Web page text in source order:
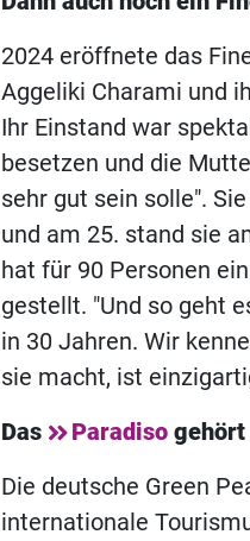
2024 eröffnete das
Aggeliki Charami und
Ihr Einstand war
besetzen und die
sehr gut sein solle".
und am 25. stand sie
hat für 90 Personen
gestellt. "Und so geht
in 30 Jahren. Wir
sie macht, ist
Das
Paradiso gehört
Die deutsche Green
internationale